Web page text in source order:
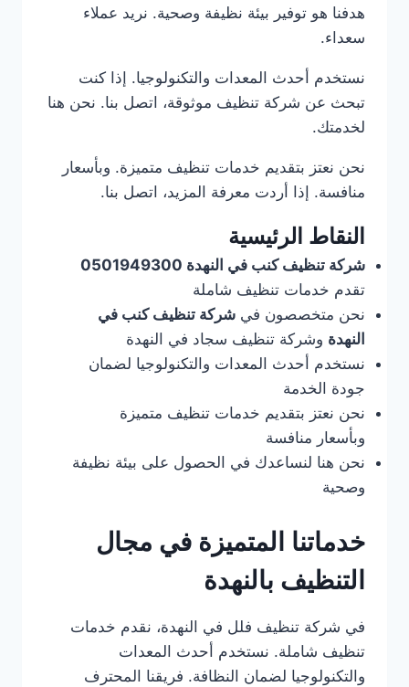
هدفنا هو توفير بيئة نظيفة وصحية. نريد عملاء
سعداء.
نستخدم أحدث المعدات والتكنولوجيا. إذا كنت
تبحث عن شركة تنظيف موثوقة، اتصل بنا. نحن هنا
لخدمتك.
نحن نعتز بتقديم خدمات تنظيف متميزة. وبأسعار
منافسة. إذا أردت معرفة المزيد، اتصل بنا.
النقاط الرئيسية
شركة تنظيف كنب في النهدة 0501949300
تقدم خدمات تنظيف شاملة
نحن متخصصون في شركة تنظيف كنب في
النهدة وشركة تنظيف سجاد في النهدة
نستخدم أحدث المعدات والتكنولوجيا لضمان
جودة الخدمة
نحن نعتز بتقديم خدمات تنظيف متميزة
وبأسعار منافسة
نحن هنا لنساعدك في الحصول على بيئة نظيفة
وصحية
خدماتنا المتميزة في مجال
التنظيف بالنهدة
في شركة تنظيف فلل في النهدة، نقدم خدمات
تنظيف شاملة. نستخدم أحدث المعدات
والتكنولوجيا لضمان النظافة. فريقنا المحترف